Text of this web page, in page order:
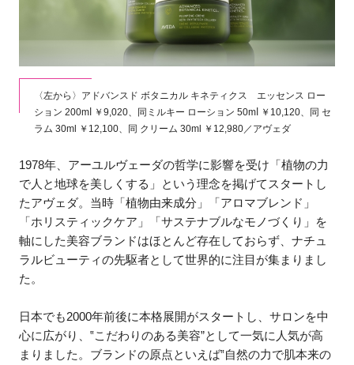
〈左から〉アドバンスド ボタニカル キネティクス エッセンス ロー
ション 200mⅼ ￥9,020、同ミルキー ローション 50mⅼ ￥10,120、同 セ
ラム 30ml ￥12,100、同 クリーム 30ml ￥12,980／アヴェダ
1978年、アーユルヴェーダの哲学に影響を受け「植物の力
で人と地球を美しくする」という理念を掲げてスタートし
たアヴェダ。当時「植物由来成分」「アロマブレンド」
「ホリスティックケア」「サステナブルなモノづくり」を
軸にした美容ブランドはほとんど存在しておらず、ナチュ
ラルビューティの先駆者として世界的に注目が集まりまし
た。
日本でも2000年前後に本格展開がスタートし、サロンを中
心に広がり、‟こだわりのある美容”として一気に人気が高
まりました。ブランドの原点といえば‟自然の力で肌本来の